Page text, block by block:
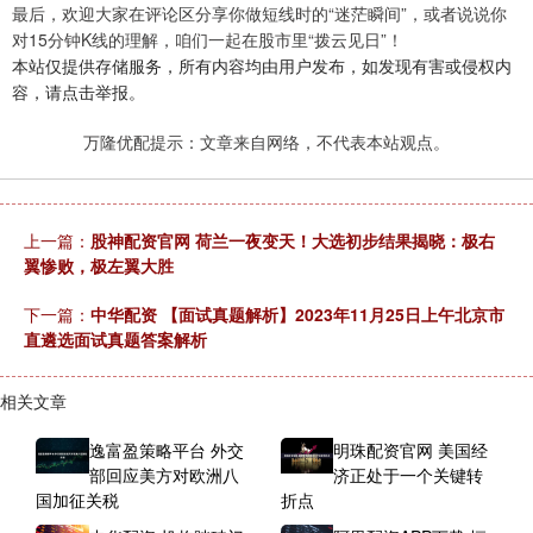
最后，欢迎大家在评论区分享你做短线时的“迷茫瞬间”，或者说说你
对15分钟K线的理解，咱们一起在股市里“拨云见日”！
本站仅提供存储服务，所有内容均由用户发布，如发现有害或侵权内
容，请点击举报。
万隆优配提示：文章来自网络，不代表本站观点。
上一篇： 股神配资官网 荷兰一夜变天！大选初步结果揭晓：极右
翼惨败，极左翼大胜
下一篇： 中华配资 【面试真题解析】2023年11月25日上午北京市
直遴选面试真题答案解析
相关文章
逸富盈策略平台 外交
部回应美方对欧洲八
国加征关税
明珠配资官网 美国经
济正处于一个关键转
折点